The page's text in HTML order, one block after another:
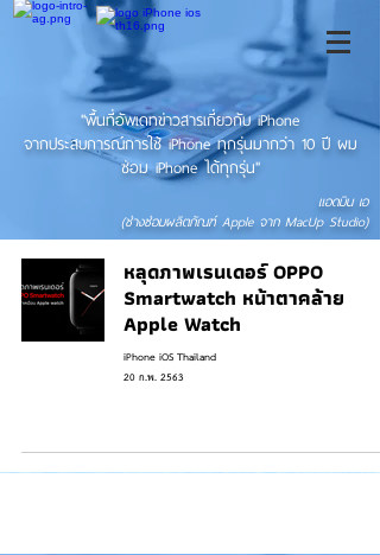
"พื้นที่อัพเดทข่าวสารเกี่ยวกับ iPhone
จากประสบการณ์การใช้ iPhone ทุกรุ่นมากว่า 10 ปี ผม
ซ่อม iPhone ได้ทุกรุ่น"
แอดมิน เอ
(ช่างซ่อมผลิตภัณฑ์ Apple จาก MacUp Studio)
หลุดภาพเรนเดอร์ OPPO
Smartwatch หน้าตาคล้าย
Apple Watch
iPhone iOS Thailand
20 ก.พ. 2563